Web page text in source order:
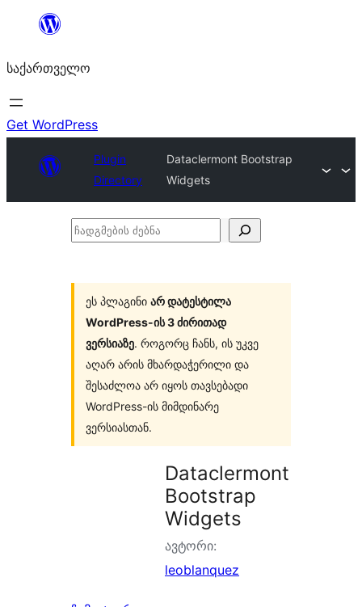
შიგთავსზე
საქართველო
Get WordPress
Plugin
Directory
Dataclermont Bootstrap
Widgets
ჩადგმების
ეს პლაგინი არ დატესტილა
WordPress-ის 3 ძირითად
ვერსიაზე. როგორც ჩანს, ის უკვე
აღარ არის მხარდაჭერილი და
შესაძლოა არ იყოს თავსებადი
WordPress-ის მიმდინარე
ვერსიასთან.
Dataclermont
Bootstrap
Widgets
ავტორი:
leoblanquez